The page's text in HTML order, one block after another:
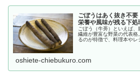
ごぼうはあく抜き不
栄養や風味が残る下処
ごぼう（牛蒡）といえば
繊維が豊富な野菜の代表格
るのが特徴で、料理本やレ
oshiete-chiebukuro.com